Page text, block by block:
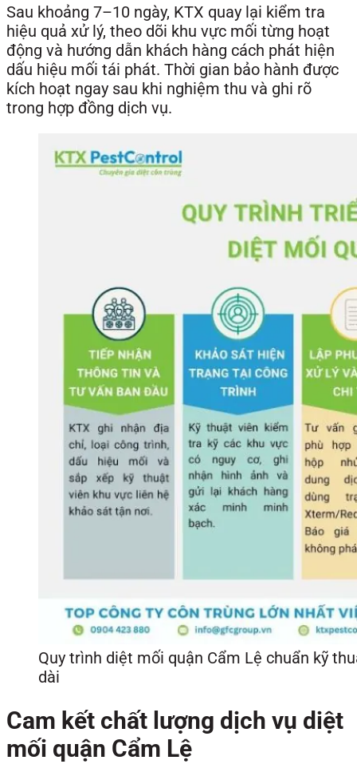
Sau khoảng 7–10 ngày, KTX quay lại kiểm tra
hiệu quả xử lý, theo dõi khu vực mối từng hoạt
động và hướng dẫn khách hàng cách phát hiện
dấu hiệu mối tái phát. Thời gian bảo hành được
kích hoạt ngay sau khi nghiệm thu và ghi rõ
trong hợp đồng dịch vụ.
Quy trình diệt mối quận Cẩm Lệ chuẩn kỹ
dài
Cam kết chất lượng dịch vụ diệt
mối quận Cẩm Lệ